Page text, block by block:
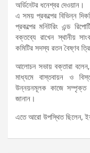
অর্ডিনেটর ধনেশ্বর দেওয়ান।
এ সময় প্রকল্পের বিভিন্ন
প্রকল্পের মনিটরিং এন্ড
বক্তব্যে রাখেন স্থানীয়
কমিটির সদস্য রতন বৈষ্ণব
আলোচন সভায় বক্তারা
মাধ্যমে বাস্তবায়ন ও
উন্নয়নমূলক কাজে সম্পৃক্ত
জানান।
এতে আরো উপস্থিত ছিলেন,